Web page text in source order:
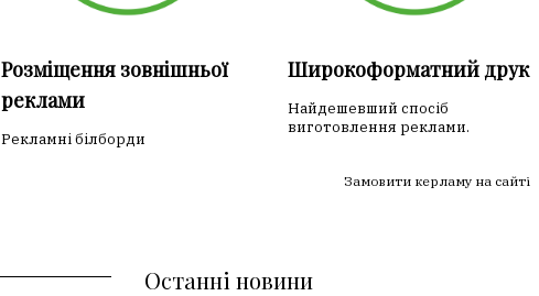
Розміщення зовнішньої
реклами
Рекламні білборди
Широкоформатний друк
Найдешевший спосіб
виготовлення реклами.
Замовити керламу на сайті
Останні новини